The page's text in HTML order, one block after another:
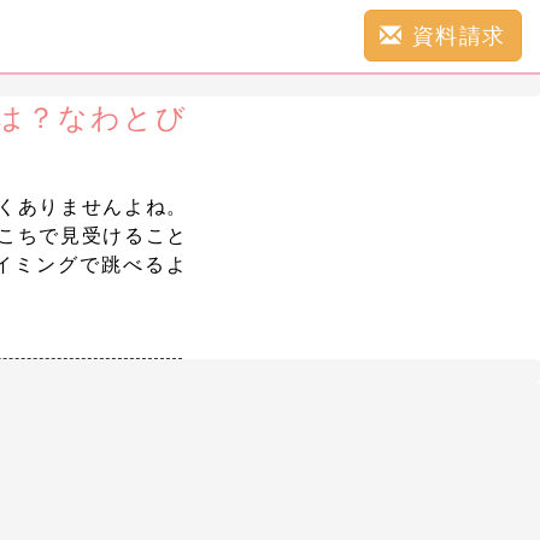
資料請求
？なわとび
ありませんよね。
ちで見受けること
ミングで跳べるよ